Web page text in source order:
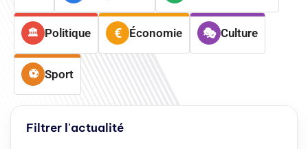
Politique Économie Culture
Sport
Filtrer l'actualité